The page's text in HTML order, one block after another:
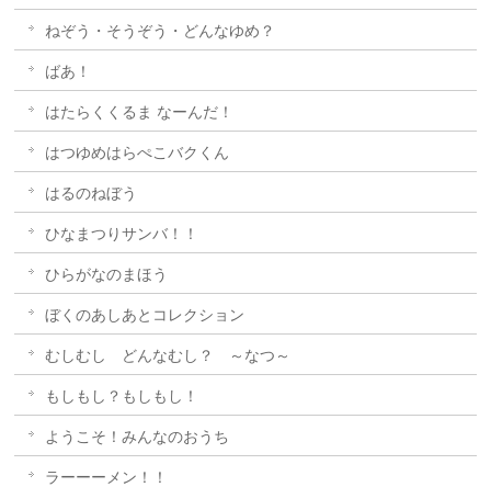
ねぞう・そうぞう・どんなゆめ？
ばあ！
はたらくくるま なーんだ！
はつゆめはらぺこバクくん
はるのねぼう
ひなまつりサンバ！！
ひらがなのまほう
ぼくのあしあとコレクション
むしむし どんなむし？ ～なつ～
もしもし？もしもし！
ようこそ！みんなのおうち
ラーーーメン！！